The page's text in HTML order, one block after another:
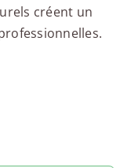
créent un